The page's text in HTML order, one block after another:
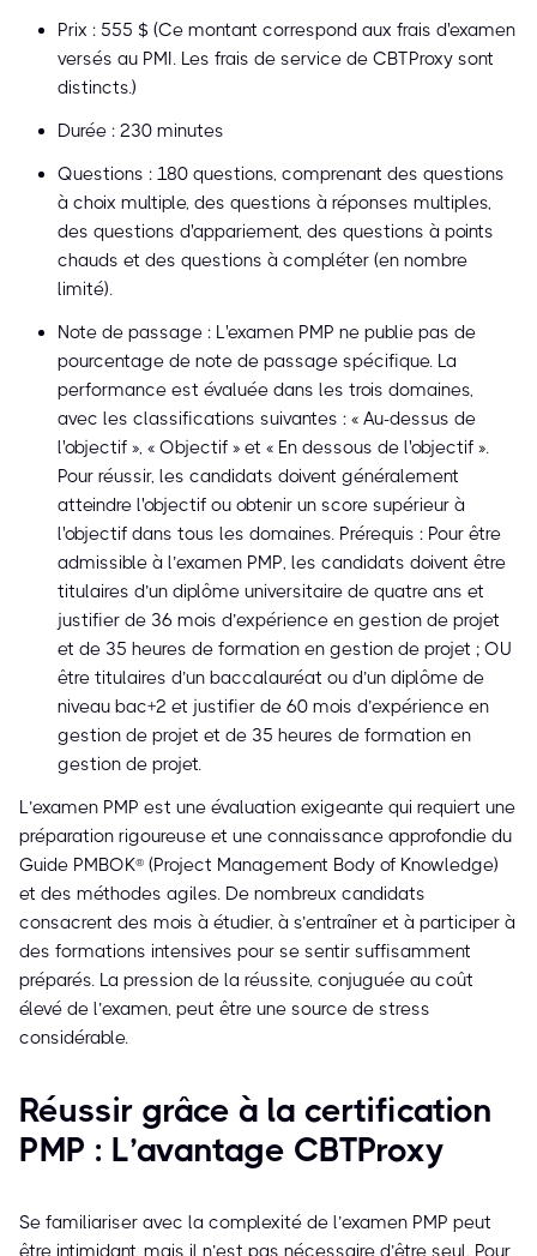
Prix : 555 $ (Ce montant correspond aux frais d'examen
versés au PMI. Les frais de service de CBTProxy sont
distincts.)
Durée : 230 minutes
Questions : 180 questions, comprenant des questions
à choix multiple, des questions à réponses multiples,
des questions d'appariement, des questions à points
chauds et des questions à compléter (en nombre
limité).
Note de passage : L'examen PMP ne publie pas de
pourcentage de note de passage spécifique. La
performance est évaluée dans les trois domaines,
avec les classifications suivantes : « Au-dessus de
l'objectif », « Objectif » et « En dessous de l'objectif ».
Pour réussir, les candidats doivent généralement
atteindre l'objectif ou obtenir un score supérieur à
l'objectif dans tous les domaines. Prérequis : Pour être
admissible à l’examen PMP, les candidats doivent être
titulaires d’un diplôme universitaire de quatre ans et
justifier de 36 mois d’expérience en gestion de projet
et de 35 heures de formation en gestion de projet ; OU
être titulaires d’un baccalauréat ou d’un diplôme de
niveau bac+2 et justifier de 60 mois d’expérience en
gestion de projet et de 35 heures de formation en
gestion de projet.
L’examen PMP est une évaluation exigeante qui requiert une
préparation rigoureuse et une connaissance approfondie du
Guide PMBOK® (Project Management Body of Knowledge)
et des méthodes agiles. De nombreux candidats
consacrent des mois à étudier, à s’entraîner et à participer à
des formations intensives pour se sentir suffisamment
préparés. La pression de la réussite, conjuguée au coût
élevé de l’examen, peut être une source de stress
considérable.
Réussir grâce à la certification
PMP : L’avantage CBTProxy
Se familiariser avec la complexité de l’examen PMP peut
être intimidant, mais il n’est pas nécessaire d’être seul. Pour